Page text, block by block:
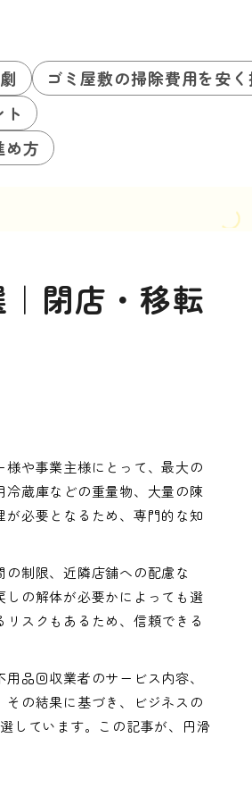
ゴミ屋敷の掃除費用を安
め方
閉店・移転
や事業主様にとって、最大の
蔵庫などの重量物、大量の陳
必要となるため、専門的な知
制限、近隣店舗への配慮な
しの解体が必要かによっても選
スクもあるため、信頼できる
品回収業者のサービス内容、
の結果に基づき、ビジネスの
しています。この記事が、円滑